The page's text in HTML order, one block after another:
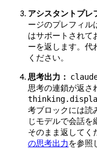
アシスタントプレ
ージのプレフィル
はサポートされ
ーを返します。代
ください。
思考出力：
思考の連鎖が返さ
考ブロックには読
じモデルで会話
そのまま返してく
の思考出力を参照